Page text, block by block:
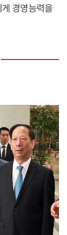
경영능력을